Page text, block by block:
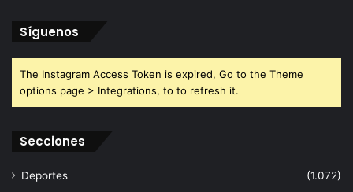
Síguenos
The Instagram Access Token is expired, Go to the Theme
options page > Integrations, to to refresh it.
Secciones
Deportes
(1.072)